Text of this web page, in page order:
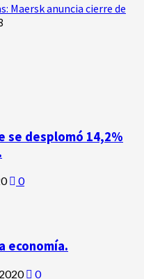
Maersk anuncia cierre de
se desplomó 14,2%
0
economía.
0